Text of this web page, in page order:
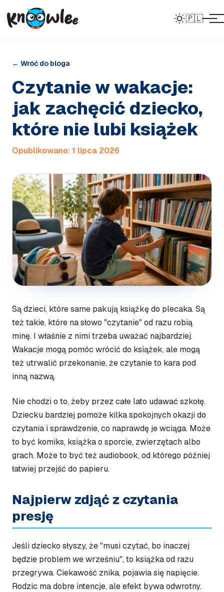
🇵🇱
← Wróć do bloga
Czytanie w wakacje:
jak zachęcić dziecko,
które nie lubi książek
Opublikowano:1 lipca 2026
Są dzieci, które same pakują książkę do plecaka. Są
też takie, które na słowo "czytanie" od razu robią
minę. I właśnie z nimi trzeba uważać najbardziej.
Wakacje mogą pomóc wrócić do książek, ale mogą
też utrwalić przekonanie, że czytanie to kara pod
inną nazwą.
Nie chodzi o to, żeby przez całe lato udawać szkołę.
Dziecku bardziej pomoże kilka spokojnych okazji do
czytania i sprawdzenie, co naprawdę je wciąga. Może
to być komiks, książka o sporcie, zwierzętach albo
grach. Może to być też audiobook, od którego później
łatwiej przejść do papieru.
Najpierw zdjąć z czytania
presję
Jeśli dziecko słyszy, że "musi czytać, bo inaczej
będzie problem we wrześniu", to książka od razu
przegrywa. Ciekawość znika, pojawia się napięcie.
Rodzic ma dobre intencje, ale efekt bywa odwrotny.